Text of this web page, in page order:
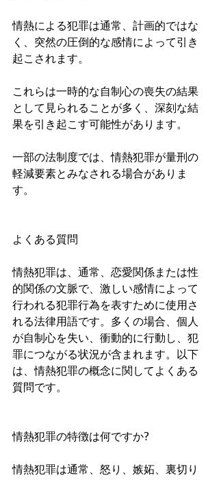
情熱による犯罪は通常、計画的ではな
く、突然の圧倒的な感情によって引き
起こされます。
これらは一時的な自制心の喪失の結果
として見られることが多く、深刻な結
果を引き起こす可能性があります。
一部の法制度では、情熱犯罪が量刑の
軽減要素とみなされる場合がありま
す。
よくある質問
情熱犯罪は、通常、恋愛関係または性
的関係の文脈で、激しい感情によって
行われる犯罪行為を表すために使用さ
れる法律用語です。多くの場合、個人
が自制心を失い、衝動的に行動し、犯
罪につながる状況が含まれます。以下
は、情熱犯罪の概念に関してよくある
質問です。
情熱犯罪の特徴は何ですか?
情熱犯罪は通常、怒り、嫉妬、裏切り